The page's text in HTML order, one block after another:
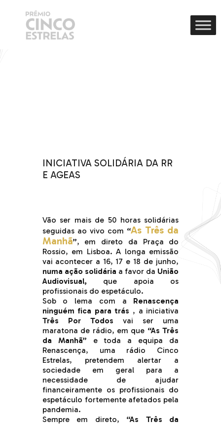
INICIATIVA SOLIDÁRIA DA RR
E AGEAS
Vão ser mais de 50 horas solidárias
seguidas ao vivo com “As Três da
Manhã”, em direto da Praça do
Rossio, em Lisboa. A longa emissão
vai acontecer a 16, 17 e 18 de junho,
numa ação solidária a favor da União
Audiovisual, que apoia os
profissionais do espetáculo.
Sob o lema com a Renascença
ninguém fica para trás , a iniciativa
Três Por Todos vai ser uma
maratona de rádio, em que “As Três
da Manhã” e toda a equipa da
Renascença, uma rádio Cinco
Estrelas, pretendem alertar a
sociedade em geral para a
necessidade de ajudar
financeiramente os profissionais do
espetáculo fortemente afetados pela
pandemia.
Sempre em direto, “As Três da